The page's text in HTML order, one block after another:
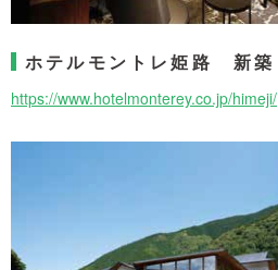
ホテルモントレ姫路 新築
https://www.hotelmonterey.co.jp/himeji/